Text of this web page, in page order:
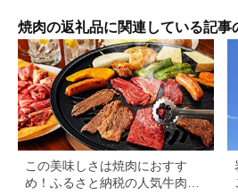
焼肉の返礼品に関連している記事
この美味しさは焼肉におすす
め！ふるさと納税の人気牛肉還